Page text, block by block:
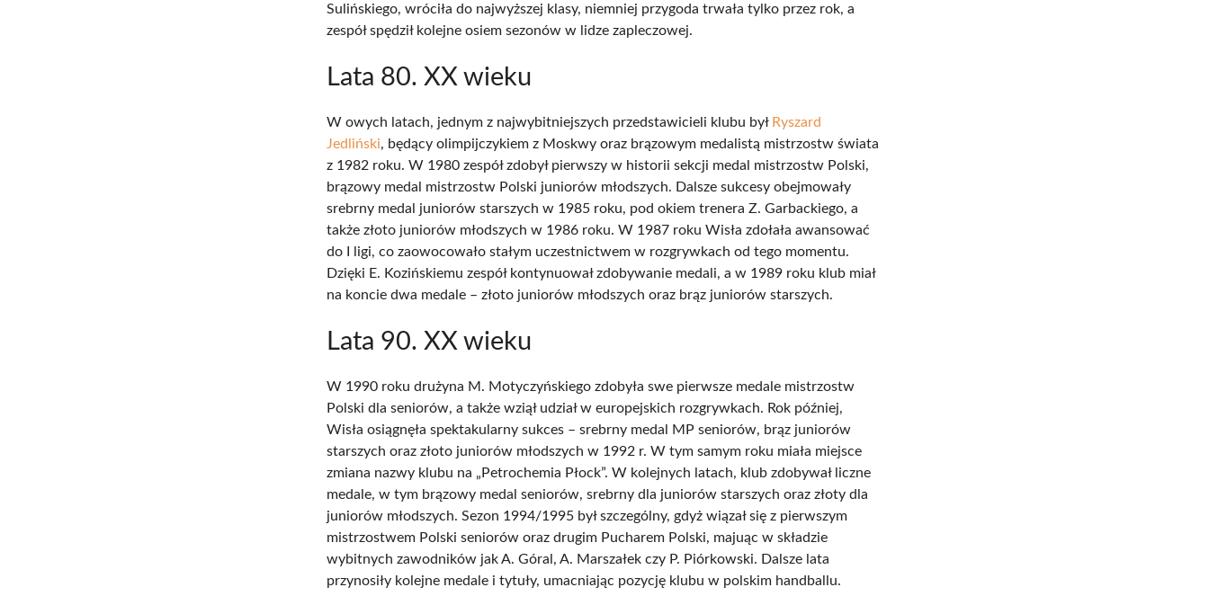
Sulińskiego, wróciła do najwyższej klasy, niemniej przygoda trwała tylko przez rok, a
zespół spędził kolejne osiem sezonów w lidze zapleczowej.
Lata 80. XX wieku
W owych latach, jednym z najwybitniejszych przedstawicieli klubu był Ryszard
Jedliński, będący olimpijczykiem z Moskwy oraz brązowym medalistą mistrzostw świata
z 1982 roku. W 1980 zespół zdobył pierwszy w historii sekcji medal mistrzostw Polski,
brązowy medal mistrzostw Polski juniorów młodszych. Dalsze sukcesy obejmowały
srebrny medal juniorów starszych w 1985 roku, pod okiem trenera Z. Garbackiego, a
także złoto juniorów młodszych w 1986 roku. W 1987 roku Wisła zdołała awansować
do I ligi, co zaowocowało stałym uczestnictwem w rozgrywkach od tego momentu.
Dzięki E. Kozińskiemu zespół kontynuował zdobywanie medali, a w 1989 roku klub miał
na koncie dwa medale – złoto juniorów młodszych oraz brąz juniorów starszych.
Lata 90. XX wieku
W 1990 roku drużyna M. Motyczyńskiego zdobyła swe pierwsze medale mistrzostw
Polski dla seniorów, a także wziął udział w europejskich rozgrywkach. Rok później,
Wisła osiągnęła spektakularny sukces – srebrny medal MP seniorów, brąz juniorów
starszych oraz złoto juniorów młodszych w 1992 r. W tym samym roku miała miejsce
zmiana nazwy klubu na „Petrochemia Płock”. W kolejnych latach, klub zdobywał liczne
medale, w tym brązowy medal seniorów, srebrny dla juniorów starszych oraz złoty dla
juniorów młodszych. Sezon 1994/1995 był szczególny, gdyż wiązał się z pierwszym
mistrzostwem Polski seniorów oraz drugim Pucharem Polski, majuąc w składzie
wybitnych zawodników jak A. Góral, A. Marszałek czy P. Piórkowski. Dalsze lata
przynosiły kolejne medale i tytuły, umacniając pozycję klubu w polskim handballu.